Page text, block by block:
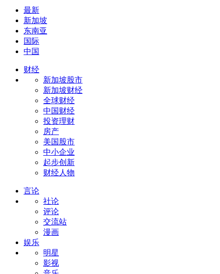
最新
新加坡
东南亚
国际
中国
财经
新加坡股市
新加坡财经
全球财经
中国财经
投资理财
房产
美国股市
中小企业
起步创新
财经人物
言论
社论
评论
交流站
漫画
娱乐
明星
影视